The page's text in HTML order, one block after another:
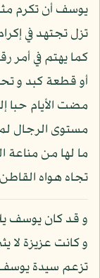
يوسف أن تكرم
تزل تجتهد في
كما يهتم في أمر
أو قطعة كبد و
مضت الأيام حبا
مستوى الرجال
ما لها من مناعة
تجاه هواه
و قد كان يوسف
و كانت عزيزة لا
تزعم سيدة يوسف